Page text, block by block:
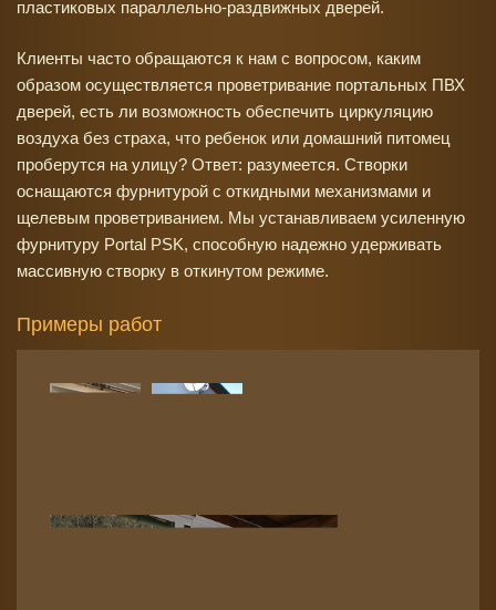
пластиковых параллельно-раздвижных дверей.
Клиенты часто обращаются к нам с вопросом, каким
образом осуществляется проветривание портальных ПВХ
дверей, есть ли возможность обеспечить циркуляцию
воздуха без страха, что ребенок или домашний питомец
проберутся на улицу? Ответ: разумеется. Створки
оснащаются фурнитурой с откидными механизмами и
щелевым проветриванием. Мы устанавливаем усиленную
фурнитуру Portal PSK, способную надежно удерживать
массивную створку в откинутом режиме.
Примеры работ